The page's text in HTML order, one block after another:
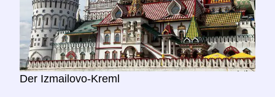
Der Izmailovo-Kreml